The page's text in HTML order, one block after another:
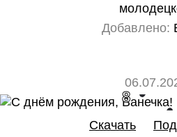
Добавлено:
8
Скачать